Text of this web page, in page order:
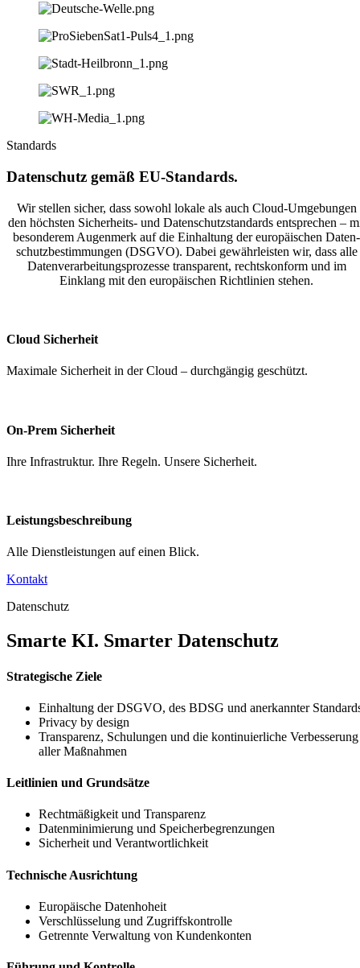
Standards
Daten­schutz gemäß EU-Standards.
Wir stellen sicher, dass sowohl lokale als auch Cloud-Umgebungen
den höchsten Sicherheits- und Daten­schutz­stan­dards entsprechen –
beson­derem Augenmerk auf die Einhaltung der europäischen Daten­
schutz­be­stim­mungen (DSGVO). Dabei gewähr­leisten wir, dass alle
Daten­ver­ar­bei­tungs­pro­zesse trans­parent, rechts­konform und im
Einklang mit den europäischen Richt­linien stehen.
Cloud Sicherheit
Maximale Sicherheit in der Cloud – durch­gängig geschützt.
On-Prem Sicherheit
Ihre Infra­struktur. Ihre Regeln. Unsere Sicherheit.
Leistungs­be­schreibung
Alle Dienst­leis­tungen auf einen Blick.
Kontakt
Daten­schutz
Smarte KI. Smarter Daten­schutz
Strate­gische Ziele
Einhaltung der DSGVO, des BDSG und anerkannter
Privacy by design
Trans­parenz, Schulungen und die konti­nu­ier­liche Verbes­serung
aller Maßnahmen
Leitlinien und Grund­sätze
Recht­mä­ßigkeit und Trans­parenz
Daten­mi­ni­mierung und Speicher­be­gren­zungen
Sicherheit und Verant­wort­lichkeit
Technische Ausrichtung
Europäische Daten­hoheit
Verschlüs­selung und Zugriffs­kon­trolle
Getrennte Verwaltung von Kunden­konten